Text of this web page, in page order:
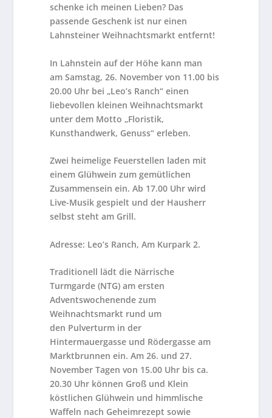
schenke ich meinen Lieben? Das
passende Geschenk ist nur einen
Lahnsteiner Weihnachtsmarkt entfernt!
In Lahnstein auf der Höhe kann man
amSamstag, 26. November von 11.00 bis
20.00 Uhr bei „Leo’s Ranch“ einen
liebevollen kleinen Weihnachtsmarkt
unter dem Motto „Floristik,
Kunsthandwerk, Genuss“ erleben.
Zwei heimelige Feuerstellen laden mit
einem Glühwein zum gemütlichen
Zusammensein ein. Ab 17.00 Uhr wird
Live-Musik gespielt und der Hausherr
selbst steht am Grill.
Adresse: Leo’s Ranch, Am Kurpark 2.
Traditionell lädt die Närrische
Turmgarde (NTG) amersten
Adventswochenende zum
Weihnachtsmarkt rund um
den Pulverturm in der
Hintermauergasse und Rödergasse am
Marktbrunnen ein. Am 26. und 27.
November Tagen von 15.00 Uhr bis ca.
20.30 Uhr können Groß und Klein
köstlichen Glühwein und himmlische
Waffeln nach Geheimrezept sowie